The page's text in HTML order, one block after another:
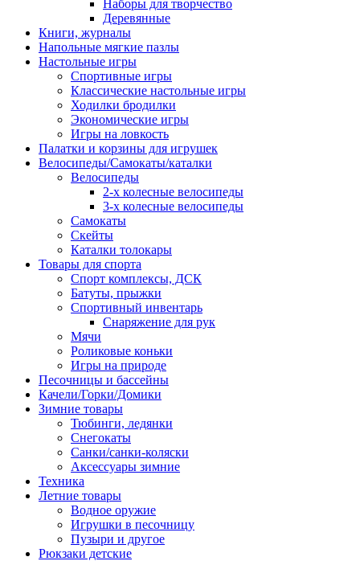
Наборы для творчество
Деревянные
Книги, журналы
Напольные мягкие пазлы
Настольные игры
Спортивные игры
Классические настольные игры
Ходилки бродилки
Экономические игры
Игры на ловкость
Палатки и корзины для игрушек
Велосипеды/Самокаты/каталки
Велосипеды
2-х колесные велосипеды
3-х колесные велосипеды
Самокаты
Скейты
Каталки толокары
Товары для спорта
Спорт комплексы, ДСК
Батуты, прыжки
Спортивный инвентарь
Снаряжение для рук
Мячи
Роликовые коньки
Игры на природе
Песочницы и бассейны
Качели/Горки/Домики
Зимние товары
Тюбинги, ледянки
Снегокаты
Санки/санки-коляски
Аксессуары зимние
Техника
Летние товары
Водное оружие
Игрушки в песочницу
Пузыри и другое
Рюкзаки детские